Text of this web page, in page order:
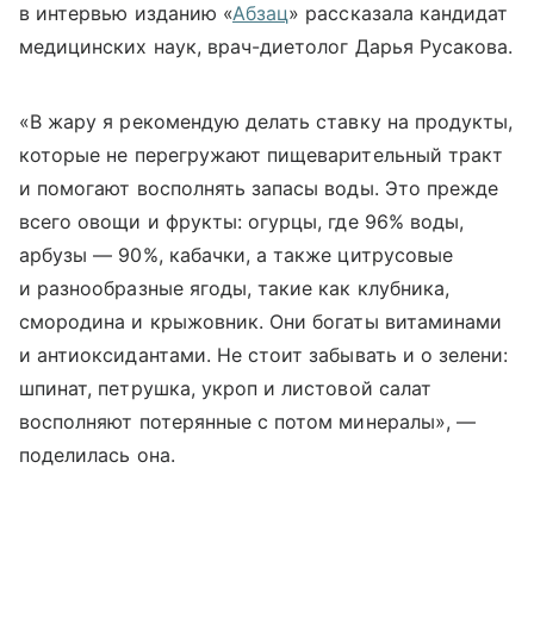
в интервью изданию «Абзац» рассказала кандидат
медицинских наук, врач-диетолог Дарья Русакова.
«В жару я рекомендую делать ставку на продукты,
которые не перегружают пищеварительный тракт
и помогают восполнять запасы воды. Это прежде
всего овощи и фрукты: огурцы, где 96% воды,
арбузы — 90%, кабачки, а также цитрусовые
и разнообразные ягоды, такие как клубника,
смородина и крыжовник. Они богаты витаминами
и антиоксидантами. Не стоит забывать и о зелени:
шпинат, петрушка, укроп и листовой салат
восполняют потерянные с потом минералы», —
поделилась она.